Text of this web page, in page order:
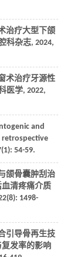
治疗大型下颌
科杂志, 2024,
术治疗牙源性
医学, 2022,
and
retrospective
54-59.
颌骨囊肿刮治
清疼痛介质
1498-
引导骨再生技
发率的影响